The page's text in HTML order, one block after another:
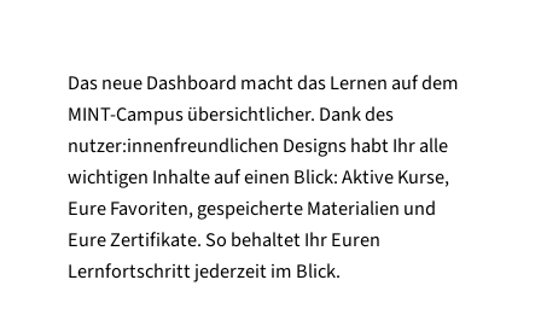
Das neue Dashboard macht das Lernen auf dem
MINT-Campus übersichtlicher. Dank des
nutzer:innenfreundlichen Designs habt Ihr alle
wichtigen Inhalte auf einen Blick: Aktive Kurse,
Eure Favoriten, gespeicherte Materialien und
Eure Zertifikate. So behaltet Ihr Euren
Lernfortschritt jederzeit im Blick.